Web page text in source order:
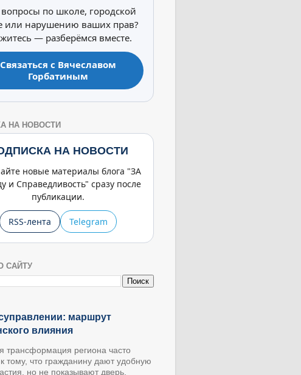
вопросы по школе, городской
или нарушению ваших прав?
— разберёмся вместе.
Связаться с Вячеславом
Горбатиным
НА НОВОСТИ
НА НОВОСТИ
новые материалы блога "ЗА
и Справедливость" сразу после
публикации.
RSS-лента Telegram
САЙТУ
маршрут
влияния
трансформация региона часто
тому, что гражданину дают удобную
но не показывают дверь,